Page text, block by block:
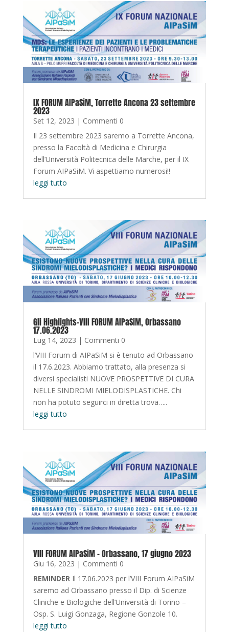
IX FORUM AIPaSiM, Torrette Ancona 23 settembre
2023
Set 12, 2023 | Commenti 0
Il 23 settembre 2023 saremo a Torrette Ancona,
presso la Facoltà di Medicina e Chirurgia
dell’Università Politecnica delle Marche, per il IX
Forum AIPaSiM. Vi aspettiamo numerosi!!
leggi tutto
Gli Highlights-VIII FORUM AIPaSiM, Orbassano
17.06.2023
Lug 14, 2023 | Commenti 0
l’VIII Forum di AIPaSiM si è tenuto ad Orbassano
il 17.6.2023. Abbiamo trattato, alla presenza si
diversi specialisti NUOVE PROSPETTIVE DI CURA
NELLE SINDROMI MIELODISPLASTICHE. Chi
non ha potuto seguirci in diretta trova…..
leggi tutto
VIII FORUM AIPaSiM – Orbassano, 17 giugno 2023
Giu 16, 2023 | Commenti 0
REMINDERIl 17.06.2023 per l’VIII Forum AIPaSiM
saremo ad Orbassano presso il Dip. di Scienze
Cliniche e Biologiche dell’Università di Torino –
Osp. S. Luigi Gonzaga, Regione Gonzole 10.
leggi tutto